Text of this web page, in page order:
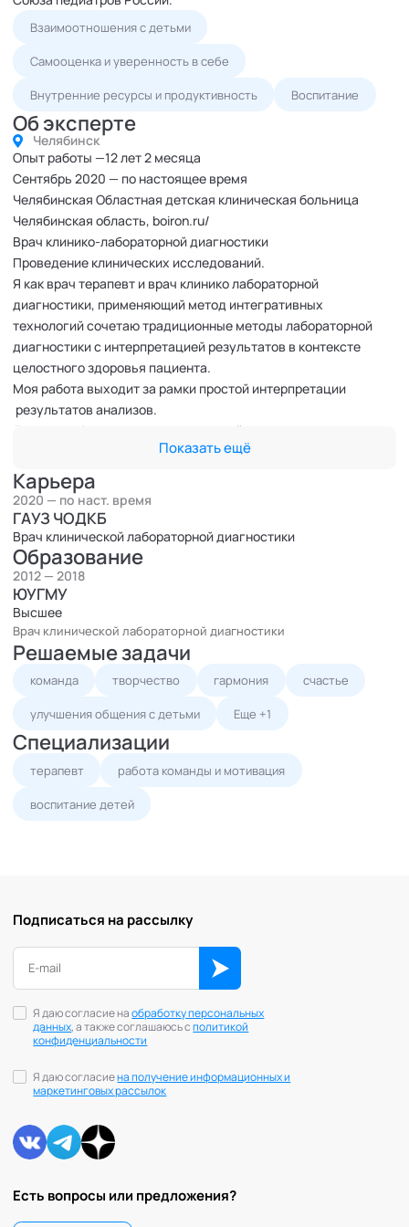
Взаимоотношения с детьми
Самооценка и уверенность в себе
Внутренние ресурсы и продуктивность Воспитание
Об эксперте
Челябинск
Опыт работы —12 лет 2 месяца
Сентябрь 2020 — по настоящее время
Челябинская Областная детская клиническая больница
Челябинская область, boiron.ru/
Врач клинико-лабораторной диагностики
Проведение клинических исследований.
Я как врач терапевт и врач клинико лабораторной
диагностики, применяющий метод интегративных
технологий сочетаю традиционные методы лабораторной
диагностики с интерпретацией результатов в контексте
целостного здоровья пациента.
Моя работа выходит за рамки простой интерпретации
результатов анализов.
Данные лабораторных исследований я использую для
построения более полной картины состояния пациента,
учитывая взаимосвязь различных систем организма.
Как педагог бальных танцев, владеющий знаниями
психологии и коучинга и врач, применяющий интегративные
технологии, являюсь специалистом, который выходит за
рамки традиционного обучения танцевальным движениям.
Я использую танец как инструмент для развития личности
учеников, сочетая техническое мастерство с
психологическим сопровождением и методами,
заимствованными из различных областей интегративной
медицины. Обладаю знаниями в области гомеопатии и
ароматерапии.
Показать ещё
Карьера
ГАУЗ ЧОДКБ
Врач клинической лабораторной диагностики
2020 — по наст. время
Образование
ЮУГМУ
Высшее
Врач клинической лабораторной диагностики
2012 — 2018
Решаемые задачи
команда творчество гармония счастье
улучшения общения с детьми Еще +1
Специализации
терапевт работа команды и мотивация
воспитание детей
Есть вопросы или предложения?
Подписаться на рассылку
Я даю согласие наобработку персональных
данных, а также соглашаюсь сполитикой
конфиденциальности
Я даю согласиена получение информационных и
маркетинговых рассылок